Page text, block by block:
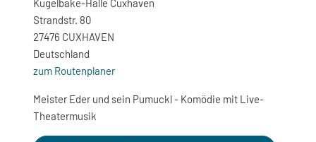
Kugelbake-Halle Cuxhaven
Strandstr. 80
27476 CUXHAVEN
Deutschland
zum Routenplaner
Meister Eder und sein Pumuckl - Komödie mit Live-
Theatermusik